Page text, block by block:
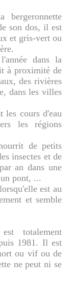
son dos, il est
et gris-vert ou
dans la
à proximité de
des rivières
dans les villes
les cours d'eau
les régions
de petits
insectes et de
an dans une
pont, ...
est au
et semble
totalement
1981. Il est
ou vif ou de
ne peut ni se